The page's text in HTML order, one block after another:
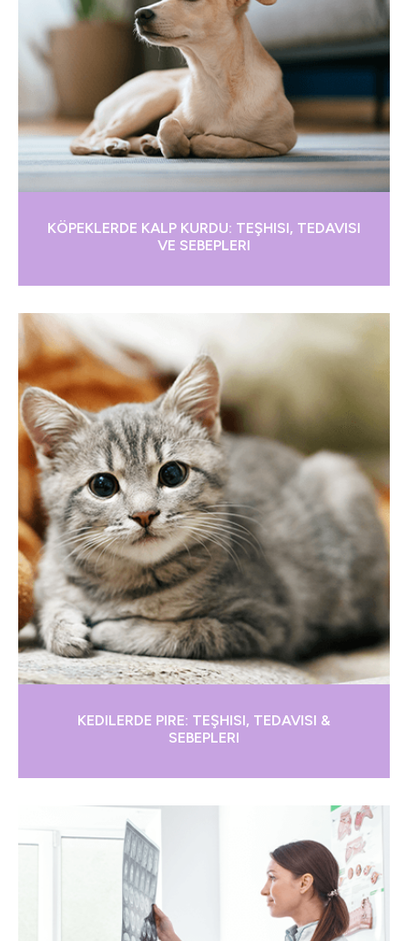
KÖPEKLERDE KALP KURDU: TEŞHISI, TEDAVISI
VE SEBEPLERI
KEDILERDE PIRE: TEŞHISI, TEDAVISI &
SEBEPLERI